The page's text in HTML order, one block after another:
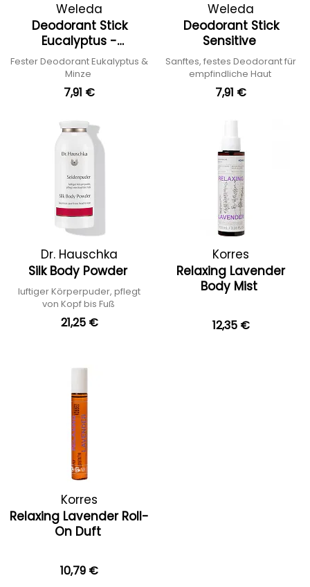
Weleda
Deodorant Stick
Eucalyptus -
Peppermint
Fester Deodorant Eukalyptus &
Minze
7,91 €
Weleda
Deodorant Stick
Sensitive
Sanftes, festes Deodorant für
empfindliche Haut
7,91 €
Dr. Hauschka
Silk Body Powder
luftiger Körperpuder, pflegt
von Kopf bis Fuß
21,25 €
Korres
Relaxing Lavender
Body Mist
12,35 €
Korres
Relaxing Lavender Roll-
On Duft
10,79 €